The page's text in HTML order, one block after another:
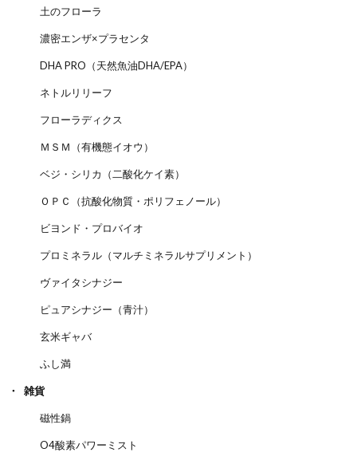
土のフローラ
濃密エンザ×プラセンタ
DHA PRO（天然魚油DHA/EPA）
ネトルリリーフ
フローラディクス
ＭＳＭ（有機態イオウ）
ベジ・シリカ（二酸化ケイ素）
ＯＰＣ（抗酸化物質・ポリフェノール）
ビヨンド・プロバイオ
プロミネラル（マルチミネラルサプリメント）
ヴァイタシナジー
ピュアシナジー（青汁）
玄米ギャバ
ふし満
雑貨
磁性鍋
O4酸素パワーミスト